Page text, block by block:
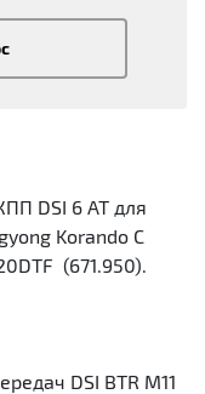
DSI 6 AT для
Korando C
(671.950).
DSI BTR M11